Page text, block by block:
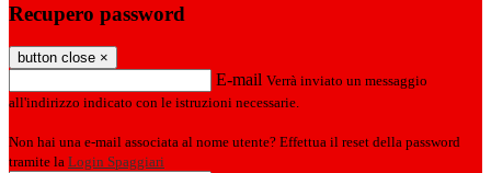
Recupero password
button close ×
E-mail Verrà inviato un messaggio
all'indirizzo indicato con le istruzioni necessarie.
Non hai una e-mail associata al nome utente? Effettua il reset della password
tramite la Login Spaggiari